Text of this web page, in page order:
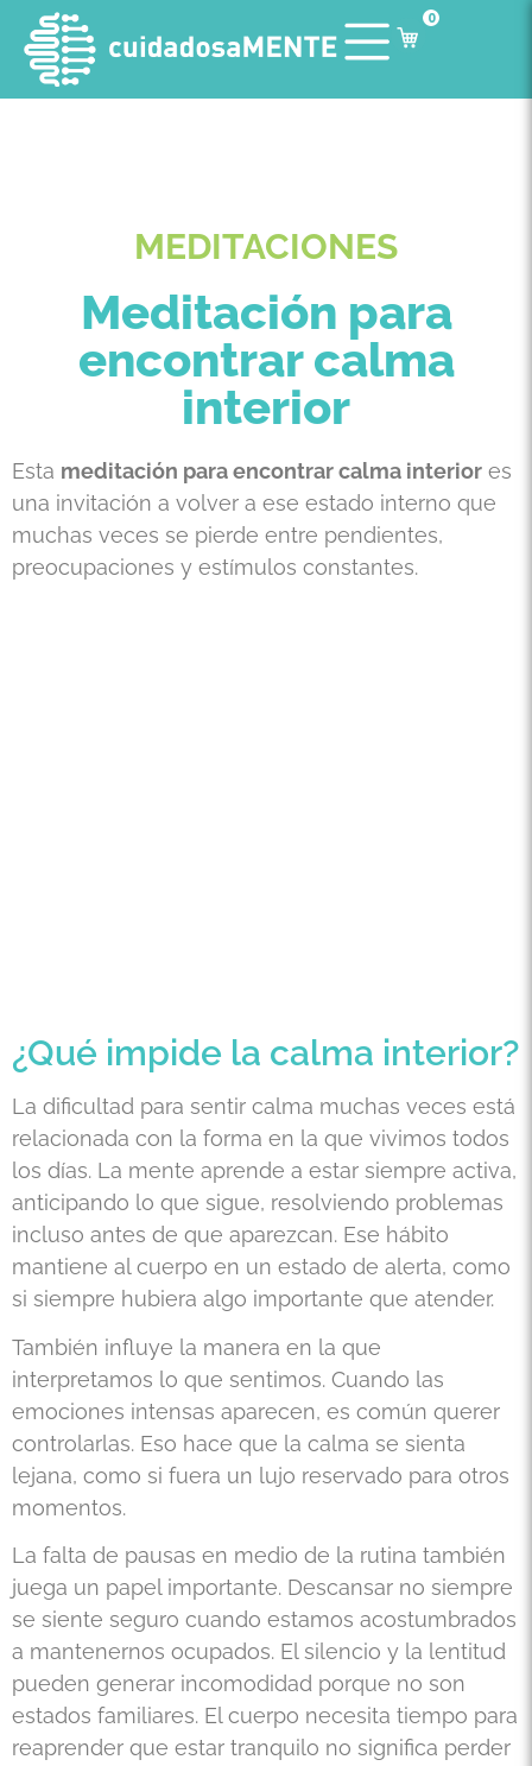
0
MEDITACIONES
Meditación para
encontrar calma
interior
Esta meditación para encontrar calma interior es
una invitación a volver a ese estado interno que
muchas veces se pierde entre pendientes,
preocupaciones y estímulos constantes.
¿Qué impide la calma interior?
La dificultad para sentir calma muchas veces está
relacionada con la forma en la que vivimos todos
los días. La mente aprende a estar siempre activa,
anticipando lo que sigue, resolviendo problemas
incluso antes de que aparezcan. Ese hábito
mantiene al cuerpo en un estado de alerta, como
si siempre hubiera algo importante que atender.
También influye la manera en la que
interpretamos lo que sentimos. Cuando las
emociones intensas aparecen, es común querer
controlarlas. Eso hace que la calma se sienta
lejana, como si fuera un lujo reservado para otros
momentos.
La falta de pausas en medio de la rutina también
juega un papel importante. Descansar no siempre
se siente seguro cuando estamos acostumbrados
a mantenernos ocupados. El silencio y la lentitud
pueden generar incomodidad porque no son
estados familiares. El cuerpo necesita tiempo para
reaprender que estar tranquilo no significa perder